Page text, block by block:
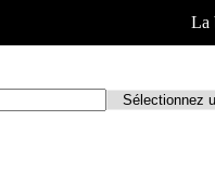
La